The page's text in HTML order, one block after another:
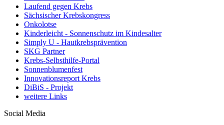
Laufend gegen Krebs
Sächsischer Krebskongress
Onkolotse
Kinderleicht - Sonnenschutz im Kindesalter
Simply U - Hautkrebsprävention
SKG Partner
Krebs-Selbsthilfe-Portal
Sonnenblumenfest
Innovationsreport Krebs
DiBiS - Projekt
weitere Links
Social Media